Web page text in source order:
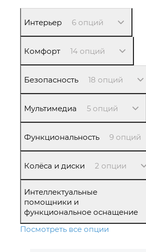
Интерьер 6 опций
Комфорт 14 опций
Безопасность 18 опций
Мультимедиа 5 опций
Функциональность 9 опций
Колёса и диски 2 опции
Интеллектуальные
помощники и
функциональное оснащение
Посмотреть все опции